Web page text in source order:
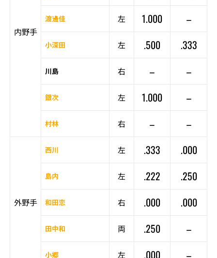
内野手
渡邊佳 左 1.000 –
小深田 左 .500 .333
川島 右 – –
銀次 左 1.000 –
村林 右 – –
外野手
西川 左 .333 .000
島内 左 .222 .250
和田恋 右 .000 .000
田中和 両 .250 –
小郷 左 .000 –